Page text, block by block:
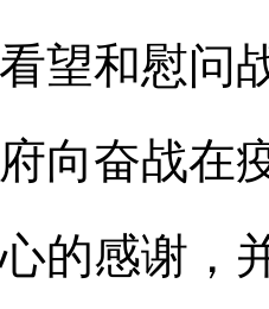
望和慰问
向奋战在
的感谢，